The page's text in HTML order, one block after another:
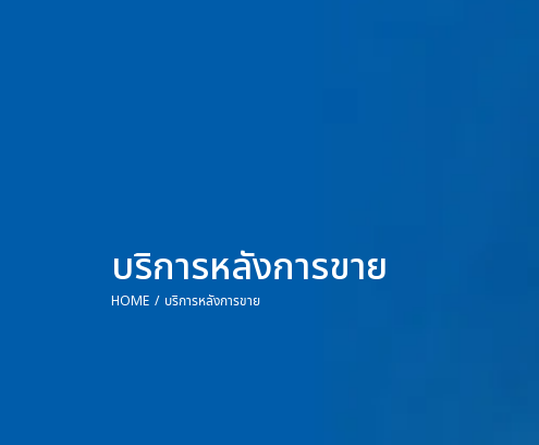
บริการหลังการขาย
You are here:
HOME บริการหลังการขาย